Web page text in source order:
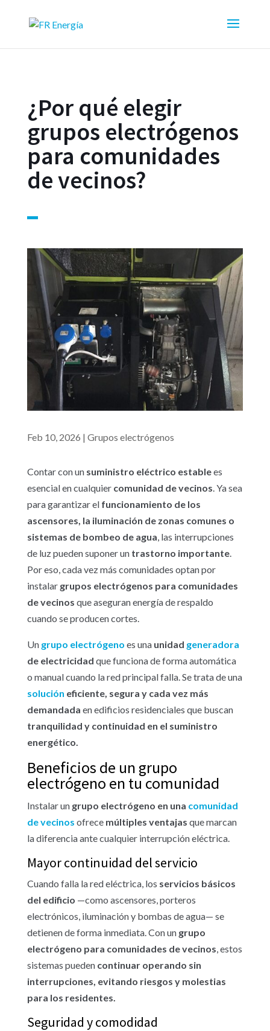
¿Por qué elegir
grupos electrógenos
para comunidades
de vecinos?
Feb 10, 2026 | Grupos electrógenos
Contar con un suministro eléctrico establees
esencial en cualquier comunidad de vecinos . Ya sea
para garantizar el funcionamiento de los
ascensores, la iluminación de zonas comunes o
sistemas de bombeo de agua , las interrupciones
de luz pueden suponer un trastorno importante.
Por eso, cada vez más comunidades optan por
instalargrupos electrógenos para comunidades
de vecinos que aseguran energía de respaldo
cuando se producen cortes.
Un grupo electrógeno es una unidad generadora
de electricidad que funciona de forma automática
o manual cuando la red principal falla. Se trata de una
solución eficiente, segura y cada vez más
demandada en edificios residenciales que buscan
tranquilidad y continuidad en el suministro
energético.
Beneficios de un grupo
electrógeno en tu comunidad
Instalar un grupo electrógeno en una comunidad
de vecinos ofrecemúltiples ventajas que marcan
la diferencia ante cualquier interrupción eléctrica.
Mayor continuidad del servicio
Cuando falla la red eléctrica, los servicios básicos
del edificio —como ascensores, porteros
electrónicos, iluminación y bombas de agua— se
detienen de forma inmediata. Con ungrupo
electrógeno para comunidades de vecinos , estos
sistemas pueden continuar operando sin
interrupciones, evitando riesgos y molestias
para los residentes.
Seguridad y comodidad